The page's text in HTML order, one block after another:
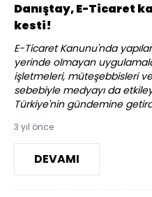
Danıştay, E-Ticaret
kesti!
E-Ticaret Kanunu'nda
yerinde olmayan
işletmeleri, müteşebbisleri
sebebiyle medyayı da
Türkiye'nin gündemine
3 yıl önce
DEVAMI